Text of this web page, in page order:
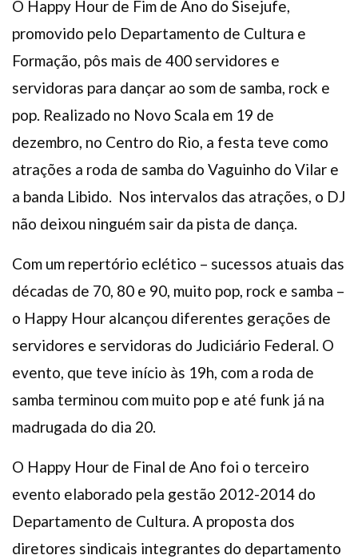
O Happy Hour de Fim de Ano do Sisejufe,
promovido pelo Departamento de Cultura e
Formação, pôs mais de 400 servidores e
servidoras para dançar ao som de samba, rock e
pop. Realizado no Novo Scala em 19 de
dezembro, no Centro do Rio, a festa teve como
atrações a roda de samba do Vaguinho do Vilar e
a banda Libido. Nos intervalos das atrações, o DJ
não deixou ninguém sair da pista de dança.
Com um repertório eclético – sucessos atuais das
décadas de 70, 80 e 90, muito pop, rock e samba –
o Happy Hour alcançou diferentes gerações de
servidores e servidoras do Judiciário Federal. O
evento, que teve início às 19h, com a roda de
samba terminou com muito pop e até funk já na
madrugada do dia 20.
O Happy Hour de Final de Ano foi o terceiro
evento elaborado pela gestão 2012-2014 do
Departamento de Cultura. A proposta dos
diretores sindicais integrantes do departamento